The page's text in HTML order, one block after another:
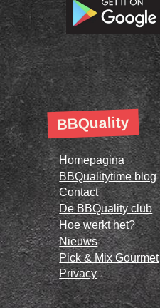
BBQuality
Homepagina
BBQualitytime blog
Contact
De BBQuality club
Hoe werkt het?
Nieuws
Pick & Mix Gourmet
Privacy